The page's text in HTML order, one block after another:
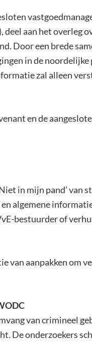
deel aan het
Door een brede
in de
zal alleen
en de
in mijn pand’ van
algemene
bestuurder of
van aanpakken om
van crimineel
De onderzoekers